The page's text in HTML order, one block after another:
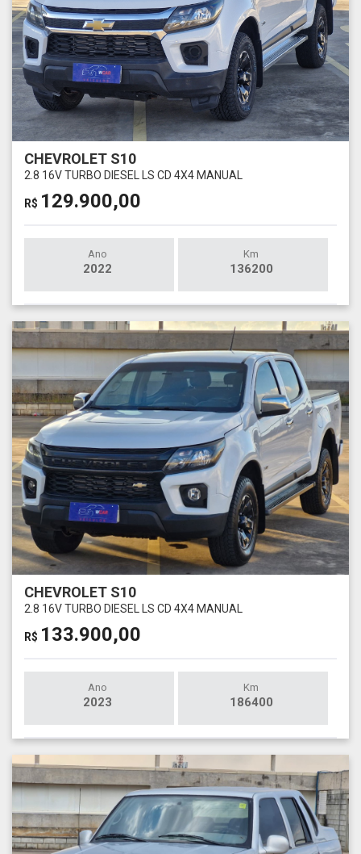
CHEVROLET S10
2.8 16V TURBO DIESEL LS CD 4X4 MANUAL
R$ 129.900,00
Ano
2022
Km
136200
CHEVROLET S10
2.8 16V TURBO DIESEL LS CD 4X4 MANUAL
R$ 133.900,00
Ano
2023
Km
186400